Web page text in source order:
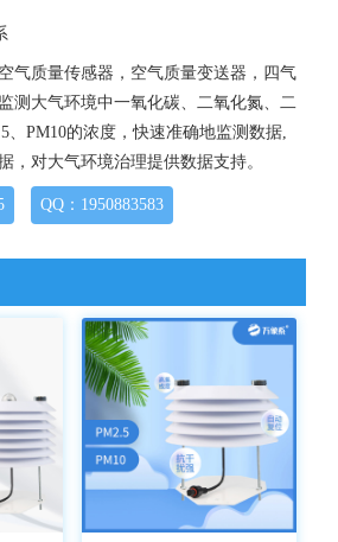
气质量传感器，空气质量变送器，四气
测大气环境中一氧化碳、二氧化氮、二
、PM10的浓度，快速准确地监测数据,
，对大气环境治理提供数据支持。
QQ：1950883583